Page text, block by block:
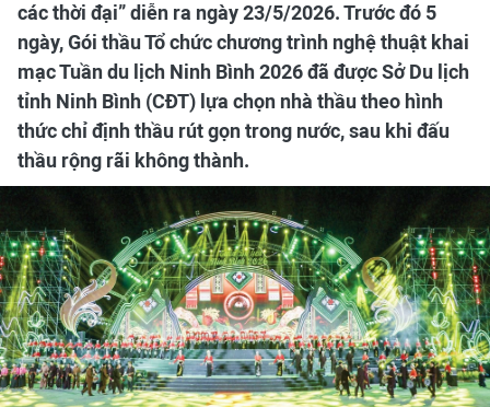
các thời đại” diễn ra ngày 23/5/2026. Trước đó 5
ngày, Gói thầu Tổ chức chương trình nghệ thuật khai
mạc Tuần du lịch Ninh Bình 2026 đã được Sở Du lịch
tỉnh Ninh Bình (CĐT) lựa chọn nhà thầu theo hình
thức chỉ định thầu rút gọn trong nước, sau khi đấu
thầu rộng rãi không thành.